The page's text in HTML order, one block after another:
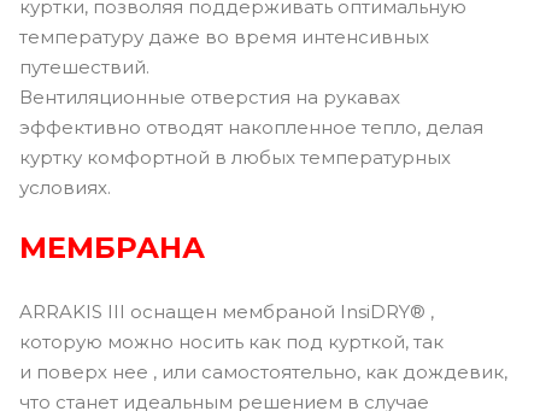
куртки, позволяя поддерживать оптимальную
температуру даже во время интенсивных
путешествий.
Вентиляционные отверстия на рукавах
эффективно отводят накопленное тепло, делая
куртку комфортной в любых температурных
условиях.
МЕМБРАНА
ARRAKIS III оснащен мембраной InsiDRY® ,
которую можно носить как под курткой, так
и поверх нее , или самостоятельно, как дождевик,
что станет идеальным решением в случае